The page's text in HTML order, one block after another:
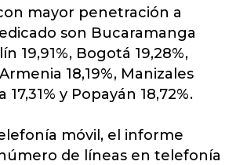
mayor penetración a
son Bucaramanga
19,91%, Bogotá 19,28%,
18,19%, Manizales
17,31% y Popayán 18,72%.
móvil, el informe
de líneas en telefonía